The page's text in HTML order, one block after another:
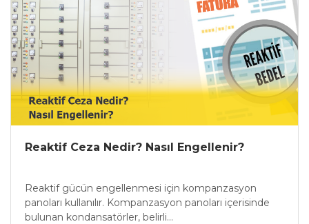
Reaktif Ceza Nedir? Nasıl Engellenir?
Reaktif gücün engellenmesi için kompanzasyon
panoları kullanılır. Kompanzasyon panoları içerisinde
bulunan kondansatörler, belirli...